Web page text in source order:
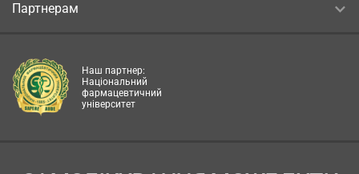
Партнерам
Наш партнер:
Національний
фармацевтичний
університет